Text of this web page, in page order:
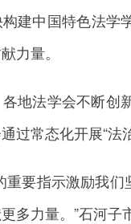
建中国特色法学
力量。
法学会不断创新
过常态化开展“法
要指示激励我们
多力量。”石河子